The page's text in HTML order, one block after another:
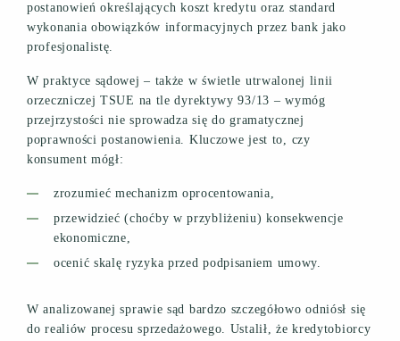
postanowień określających koszt kredytu oraz standard
wykonania obowiązków informacyjnych przez bank jako
profesjonalistę.
W praktyce sądowej – także w świetle utrwalonej linii
orzeczniczej TSUE na tle dyrektywy 93/13 – wymóg
przejrzystości nie sprowadza się do gramatycznej
poprawności postanowienia. Kluczowe jest to, czy
konsument mógł:
zrozumieć mechanizm oprocentowania,
przewidzieć (choćby w przybliżeniu) konsekwencje
ekonomiczne,
ocenić skalę ryzyka przed podpisaniem umowy.
W analizowanej sprawie sąd bardzo szczegółowo odniósł się
do realiów procesu sprzedażowego. Ustalił, że kredytobiorcy